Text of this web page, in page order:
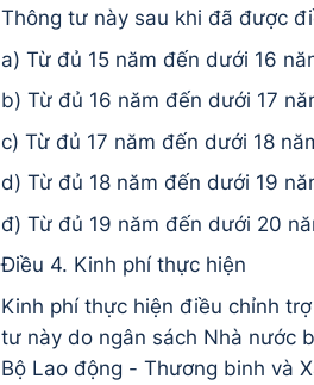
Thông tư này sau khi đã được
a) Từ đủ 15 năm đến dưới 16
b) Từ đủ 16 năm đến dưới 17
c) Từ đủ 17 năm đến dưới 18
d) Từ đủ 18 năm đến dưới 19
đ) Từ đủ 19 năm đến dưới 20
Điều 4. Kinh phí thực hiện
Kinh phí thực hiện điều chỉnh
tư này do ngân sách Nhà nước
Bộ Lao động - Thương binh và